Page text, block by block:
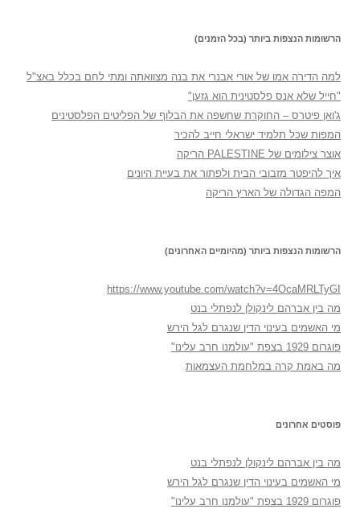
הרשומות הנצפות ביותר (בכל הזמנים)
למה הדירה אמו של אורי אבנרי את בנה מצוואתה ומתי לחם בכלל באצ"ל
"חייל שלא אנס פלסטינית הוא גזען"
ג'ואן פיטרס – החוקרת שחשפה את הבלוף של הפליטים הפלסטינים
המפות שכל תלמיד ישראלי חייב להכיר
אוצר צילומים של PALESTINE הריקה
איך להיפטר מזבובי הבית ולפתור את בעיית היונים
המפה הגדולה של הארץ הריקה
הרשומות הנצפות ביותר (מהיומיים האחרונים)
https://www.youtube.com/watch?v=4OcaMRLTyGI
מה בין אברהם לינקולן לנפתלי בנט
מי האשמים בעינוי הדין שנגרם לגל הירש
פוגרום 1929 בצפת "עולמנו חרב עלינו"
מה באמת קרה במלחמת העצמאות
פוסטים אחרונים
מה בין אברהם לינקולן לנפתלי בנט
מי האשמים בעינוי הדין שנגרם לגל הירש
פוגרום 1929 בצפת "עולמנו חרב עלינו"